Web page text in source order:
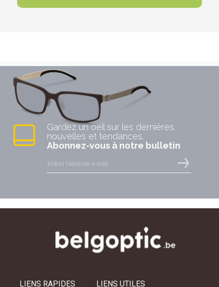
Gardez un oeil sur les dernières
nouvelles et tendances.
Abonnez-vous à notre bulletin
LIENS RAPIDES LIENS UTILES